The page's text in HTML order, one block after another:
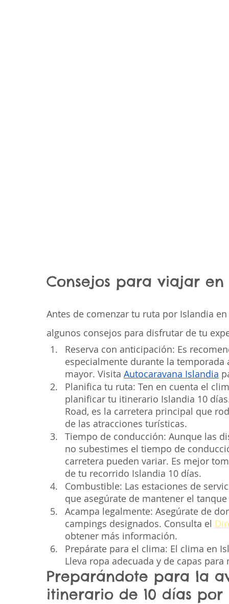
Consejos para viajar
Antes de comenzar tu ruta por Islandia
algunos consejos para disfrutar de tu
Reserva con anticipación: Es
especialmente durante la
mayor. Visita Autocaravana Islandia
Planifica tu ruta: Ten en cuenta el
planificar tu itinerario Islandia 10
Road, es la carretera principal que
de las atracciones turísticas.
Tiempo de conducción: Aunque las
no subestimes el tiempo de
carretera pueden variar. Es mejor
de tu recorrido Islandia 10 días.
Combustible: Las estaciones de
que asegúrate de mantener el
Acampa legalmente: Asegúrate de
campings designados. Consulta el
obtener más información.
Prepárate para el clima: El clima en
Lleva ropa adecuada y de capas
Preparándote para la
itinerario de 10 días por